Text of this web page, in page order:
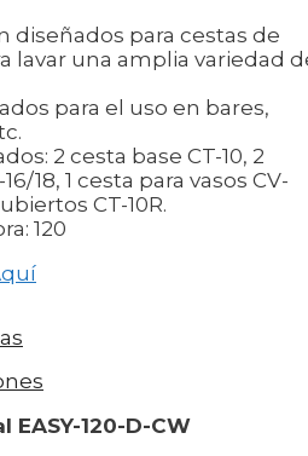
diseñados para cestas de
lavar una amplia variedad
para el uso en bares,
2 cesta base CT-10, 2
18, 1 cesta para vasos CV-
CT-10R.
120
EASY-120-D-CW